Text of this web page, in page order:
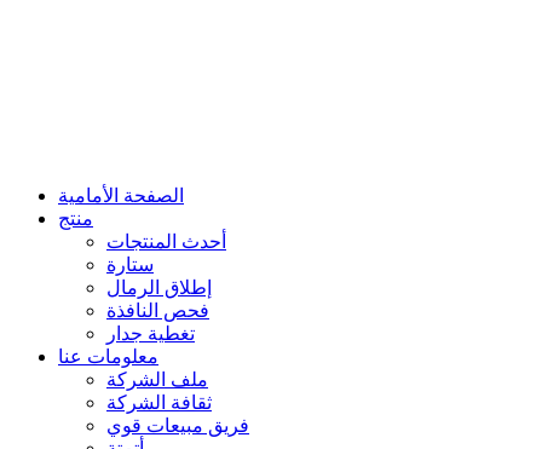
الصفحة الأمامية
منتج
أحدث المنتجات
ستارة
إطلاق الرمال
فحص النافذة
تغطية جدار
معلومات عنا
ملف الشركة
ثقافة الشركة
فريق مبيعات قوي